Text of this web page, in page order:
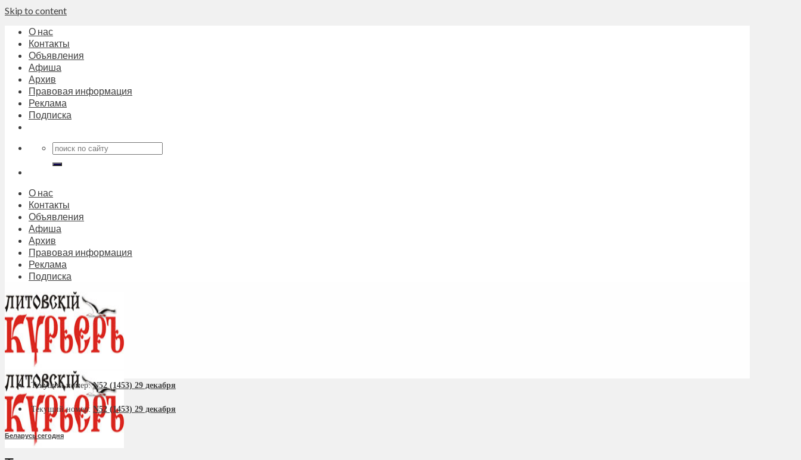
Skip to content
О нас
Контакты
Объявления
Афиша
Архив
Правовая информация
Реклама
Подписка
О нас
Контакты
Объявления
Афиша
Архив
Правовая информация
Реклама
Подписка
Текущий номер:N52 (1453) 29 декабря
Текущий номер: N52 (1453) 29 декабря
Беларусь сегодня